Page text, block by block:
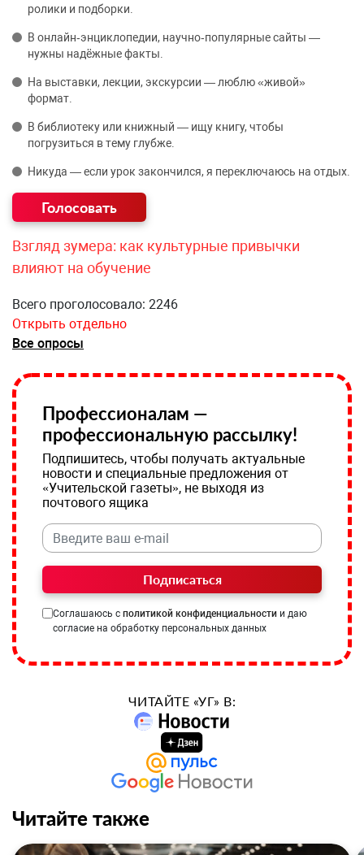
ролики и подборки.
В онлайн‑энциклопедии, научно‑популярные сайты —
нужны надёжные факты.
На выставки, лекции, экскурсии — люблю «живой»
формат.
В библиотеку или книжный — ищу книгу, чтобы
погрузиться в тему глубже.
Никуда — если урок закончился, я переключаюсь на отдых.
Взгляд зумера: как культурные привычки
влияют на обучение
Всего проголосовало: 2246
Открыть отдельно
Все опросы
Профессионалам —
профессиональную рассылку!
Подпишитесь, чтобы получать актуальные
новости и специальные предложения от
«Учительской газеты», не выходя из
почтового ящика
Подписаться
Соглашаюсь с политикой конфиденциальности и даю
согласие на обработку персональных данных
ЧИТАЙТЕ «УГ» В:
Читайте также